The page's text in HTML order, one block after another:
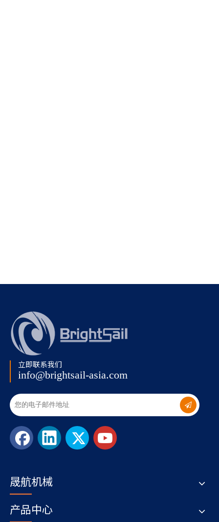
立即联系我们
info@brightsail-asia.com
晟航机械
产品中心